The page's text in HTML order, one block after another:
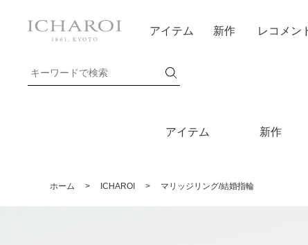
アイテム 新作
アイテム 新作 レコメン
ホーム > ICHAROI > マリッジリング/結婚指輪